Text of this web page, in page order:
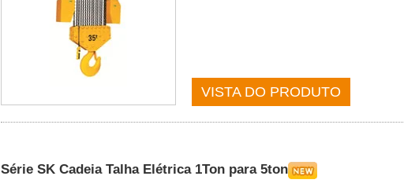
VISTA DO PRODUTO
Série SK Cadeia Talha Elétrica 1Ton para 5ton